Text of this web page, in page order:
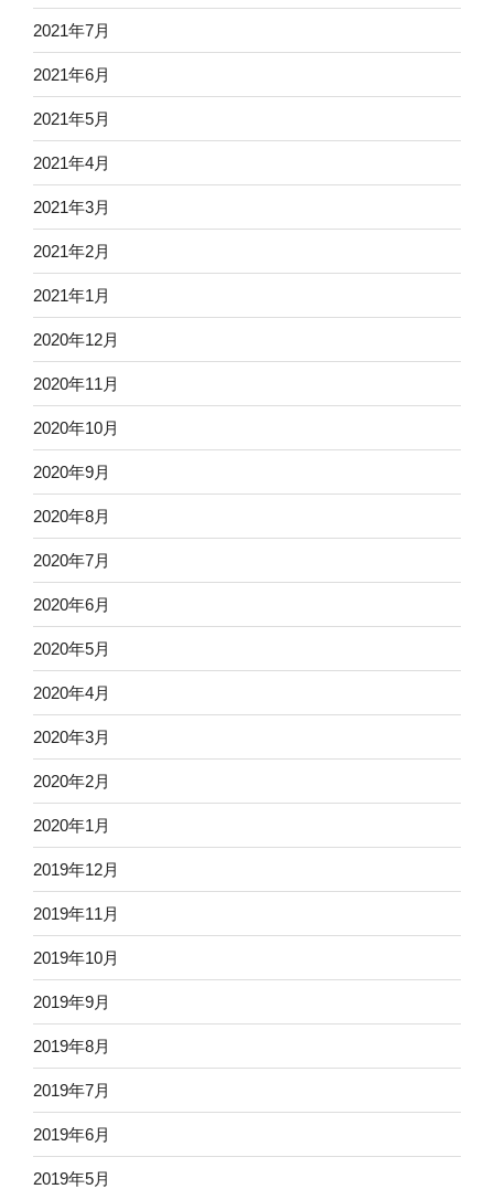
2021年7月
2021年6月
2021年5月
2021年4月
2021年3月
2021年2月
2021年1月
2020年12月
2020年11月
2020年10月
2020年9月
2020年8月
2020年7月
2020年6月
2020年5月
2020年4月
2020年3月
2020年2月
2020年1月
2019年12月
2019年11月
2019年10月
2019年9月
2019年8月
2019年7月
2019年6月
2019年5月